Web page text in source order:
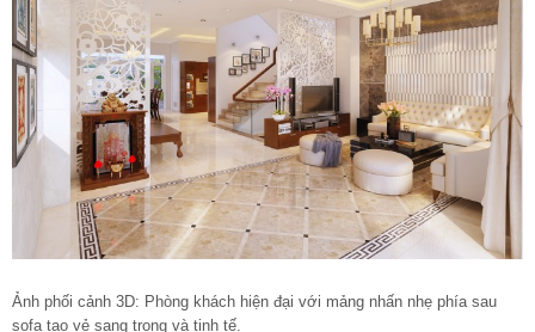
Ảnh phối cảnh 3D: Phòng khách hiện đại với mảng nhấn nhẹ phía sau
sofa tạo vẻ sang trọng và tinh tế.